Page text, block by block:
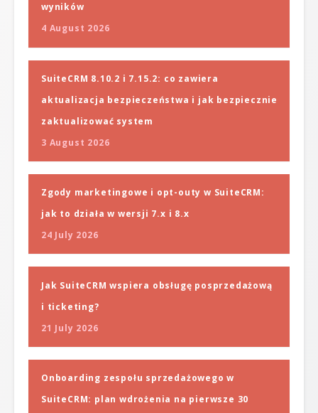
wyników
4 August 2026
SuiteCRM 8.10.2 i 7.15.2: co zawiera
aktualizacja bezpieczeństwa i jak bezpiecznie
zaktualizować system
3 August 2026
Zgody marketingowe i opt-outy w SuiteCRM:
jak to działa w wersji 7.x i 8.x
24 July 2026
Jak SuiteCRM wspiera obsługę posprzedażową
i ticketing?
21 July 2026
Onboarding zespołu sprzedażowego w
SuiteCRM: plan wdrożenia na pierwsze 30